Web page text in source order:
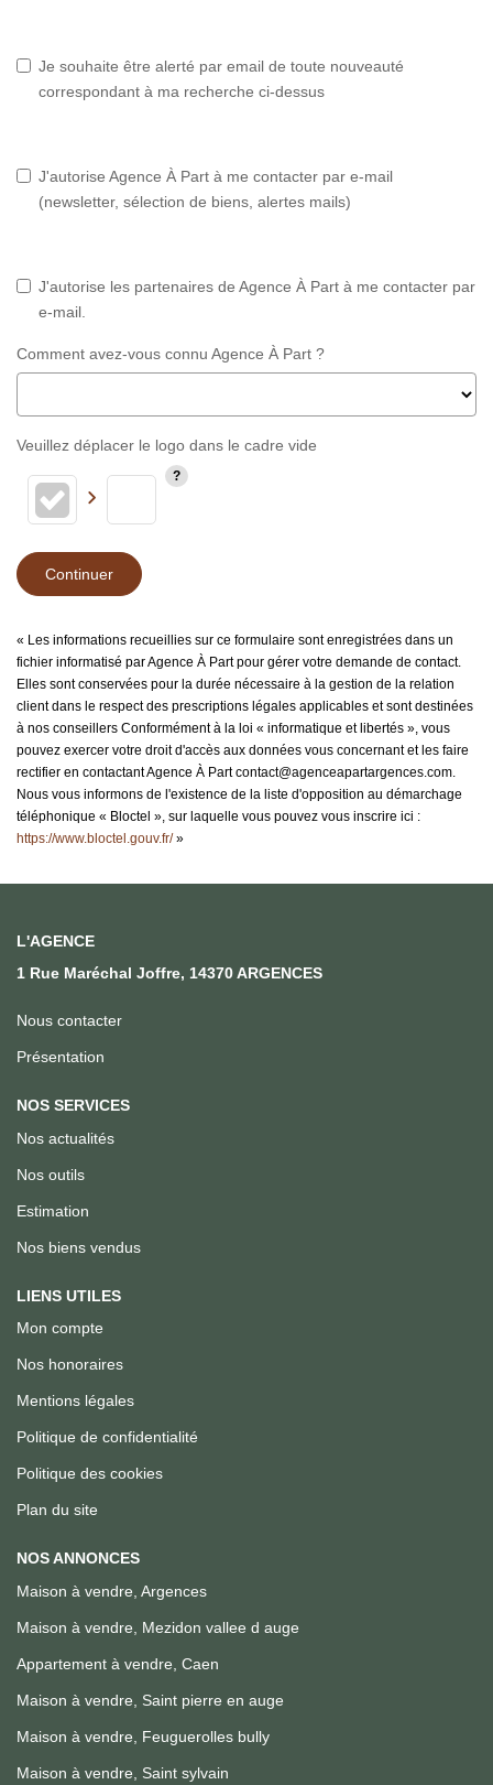
Je souhaite être alerté par email de toute nouveauté
correspondant à ma recherche ci-dessus
J'autorise Agence À Part à me contacter par e-mail
(newsletter, sélection de biens, alertes mails)
J'autorise les partenaires de Agence À Part à me contacter par
e-mail.
Comment avez-vous connu Agence À Part ?
Veuillez déplacer le logo dans le cadre vide
Continuer
« Les informations recueillies sur ce formulaire sont enregistrées dans un
fichier informatisé par Agence À Part pour gérer votre demande de contact.
Elles sont conservées pour la durée nécessaire à la gestion de la relation
client dans le respect des prescriptions légales applicables et sont destinées
à nos conseillers Conformément à la loi « informatique et libertés », vous
pouvez exercer votre droit d'accès aux données vous concernant et les faire
rectifier en contactant Agence À Part contact@agenceapartargences.com.
Nous vous informons de l'existence de la liste d'opposition au démarchage
téléphonique « Bloctel », sur laquelle vous pouvez vous inscrire ici :
https://www.bloctel.gouv.fr/»
L'AGENCE
1 Rue Maréchal Joffre, 14370 ARGENCES
Nous contacter
Présentation
NOS SERVICES
Nos actualités
Nos outils
Estimation
Nos biens vendus
LIENS UTILES
Mon compte
Nos honoraires
Mentions légales
Politique de confidentialité
Politique des cookies
Plan du site
NOS ANNONCES
Maison à vendre, Argences
Maison à vendre, Mezidon vallee d auge
Appartement à vendre, Caen
Maison à vendre, Saint pierre en auge
Maison à vendre, Feuguerolles bully
Maison à vendre, Saint sylvain